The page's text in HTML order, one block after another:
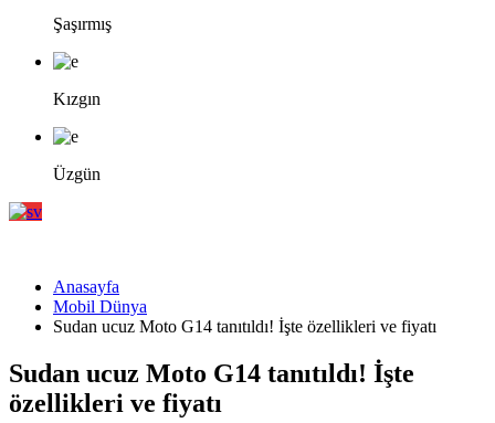
Şaşırmış
Kızgın
Üzgün
Anasayfa
Mobil Dünya
Sudan ucuz Moto G14 tanıtıldı! İşte özellikleri ve fiyatı
Sudan ucuz Moto G14 tanıtıldı! İşte
özellikleri ve fiyatı